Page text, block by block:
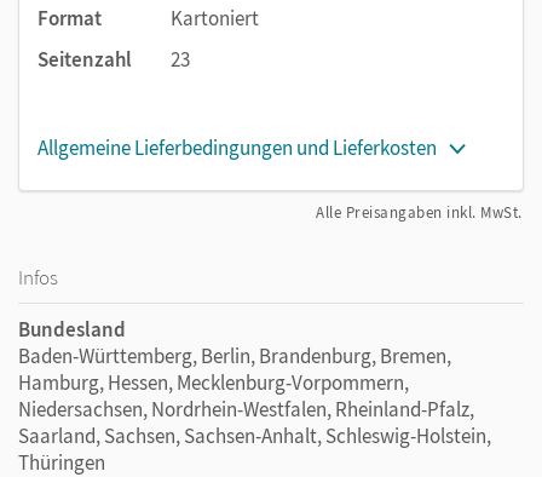
Format
Kartoniert
Seitenzahl
23
Allgemeine Lieferbedingungen und Lieferkosten
Alle Preisangaben inkl. MwSt.
Infos
Bundesland
Baden-Württemberg, Berlin, Brandenburg, Bremen,
Hamburg, Hessen, Mecklenburg-Vorpommern,
Niedersachsen, Nordrhein-Westfalen, Rheinland-Pfalz,
Saarland, Sachsen, Sachsen-Anhalt, Schleswig-Holstein,
Thüringen